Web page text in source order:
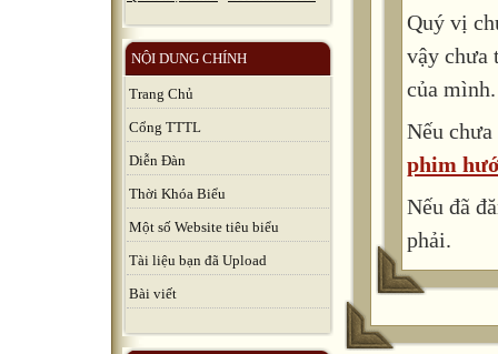
NỘI DUNG CHÍNH
Trang Chủ
Cổng TTTL
Diễn Đàn
Thời Khóa Biểu
Một số Website tiêu biểu
Tài liệu bạn đã Upload
Bài viết
Quý vị
vậy chưa
của mình.
Nếu
phim
Nếu đã
phải.